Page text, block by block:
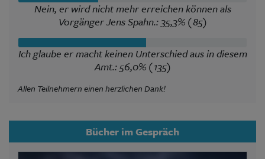
Nein, er wird nicht mehr erreichen können als
Vorgänger Jens Spahn.: 35,3% (85)
Ich glaube er macht keinen Unterschied aus in diesem
Amt.: 56,0% (135)
Allen Teilnehmern einen herzlichen Dank!
Bücher im Gespräch